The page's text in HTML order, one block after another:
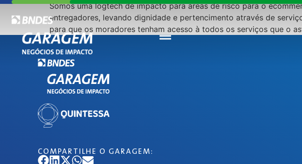
Somos uma logtech de impacto para áreas de risco para o
entregadores, levando dignidade e pertencimento através de
para que os moradores tenham acesso à todos os serviços que o
COMPARTILHE O GARAGEM: